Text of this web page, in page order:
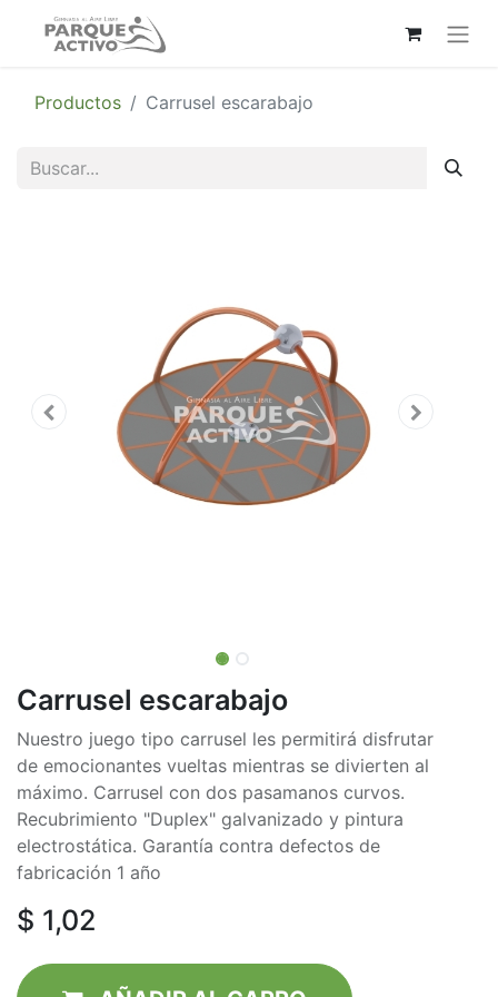
Productos Carrusel escarabajo
Carrusel escarabajo
Nuestro juego tipo carrusel les permitirá disfrutar
de emocionantes vueltas mientras se divierten al
máximo. Carrusel con dos pasamanos curvos.
Recubrimiento "Duplex" galvanizado y pintura
electrostática. Garantía contra defectos de
fabricación 1 año
$ 1,02